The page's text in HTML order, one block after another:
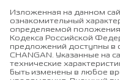
Изложенная на данном
ознакомительный
определяемой
Кодекса Российской
предложений доступны в
CHANGAN. Указанные на
технические
быть изменены в любое